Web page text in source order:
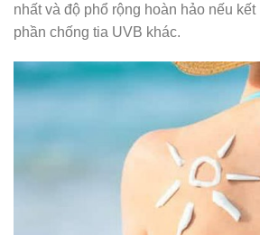
nhất và độ phổ rộng hoàn hảo nếu
phần chống tia UVB khác.